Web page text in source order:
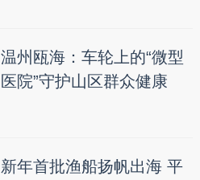
温州瓯海：车轮上的“微型
医院”守护山区群众健康
新年首批渔船扬帆出海 平